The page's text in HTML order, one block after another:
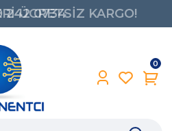
ÜCRETSİZ KARGO!
242 0734
0